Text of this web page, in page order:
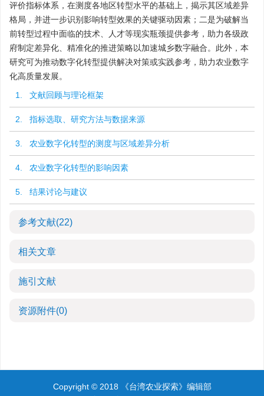
评价指标体系，在测度各地区转型水平的基础上，揭示其区域差异
格局，并进一步识别影响转型效果的关键驱动因素；二是为破解当
前转型过程中面临的技术、人才等现实瓶颈提供参考，助力各级政
府制定差异化、精准化的推进策略以加速城乡数字融合。此外，本
研究可为推动数字化转型提供解决对策或实践参考，助力农业数字
化高质量发展。
1. 文献回顾与理论框架
2. 指标选取、研究方法与数据来源
3. 农业数字化转型的测度与区域差异分析
4. 农业数字化转型的影响因素
5. 结果讨论与建议
参考文献(22)
相关文章
施引文献
资源附件(0)
Copyright © 2018 《台湾农业探索》编辑部